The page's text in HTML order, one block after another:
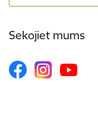
Sekojiet mums